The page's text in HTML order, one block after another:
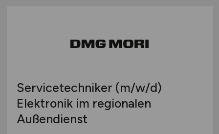
Servicetechniker (m/w/d)
Elektronik im regionalen
Außendienst